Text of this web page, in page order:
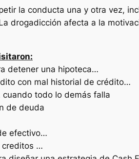
la conducta una y otra vez,
drogadicción afecta a la
detener una hipoteca…
con mal historial de crédito…
todo lo demás falla
de deuda
efectivo…
creditos …